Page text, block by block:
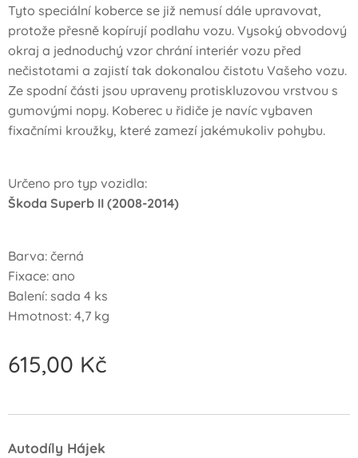
Tyto speciální koberce se již nemusí dále upravovat,
protože přesně kopírují podlahu vozu. Vysoký obvodový
okraj a jednoduchý vzor chrání interiér vozu před
nečistotami a zajistí tak dokonalou čistotu Vašeho vozu.
Ze spodní části jsou upraveny protiskluzovou vrstvou s
gumovými nopy. Koberec u řidiče je navíc vybaven
fixačními kroužky, které zamezí jakémukoliv pohybu.
Určeno pro typ vozidla:
Škoda Superb II (2008-2014)
Barva: černá
Fixace: ano
Balení: sada 4 ks
Hmotnost: 4,7 kg
615,00 Kč
Autodíly Hájek